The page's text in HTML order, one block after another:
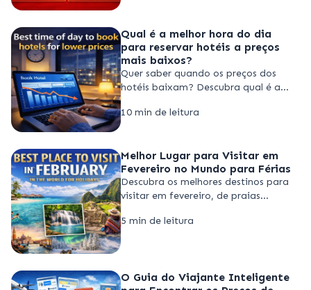
Qual é a melhor hora do dia
para reservar hotéis a preços
mais baixos?
Quer saber quando os preços dos
hotéis baixam? Descubra qual é a
hotéis, como as horas de pico e fora
10 min de leitura
Melhor Lugar para Visitar em
Fevereiro no Mundo para Férias
Descubra os melhores destinos para
visitar em fevereiro, de praias
dicas de viagem e economize
5 min de leitura
O Guia do Viajante Inteligente